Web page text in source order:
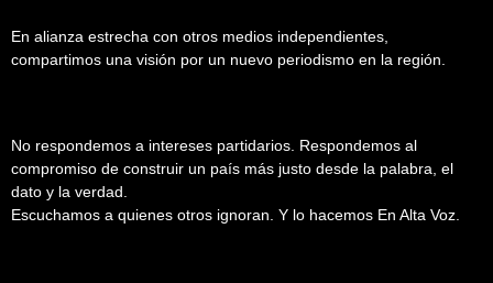
En alianza estrecha con otros medios independientes,
compartimos una visión por un nuevo periodismo en la región.
No respondemos a intereses partidarios. Respondemos al
compromiso de construir un país más justo desde la palabra, el
dato y la verdad.
Escuchamos a quienes otros ignoran. Y lo hacemos En Alta Voz.